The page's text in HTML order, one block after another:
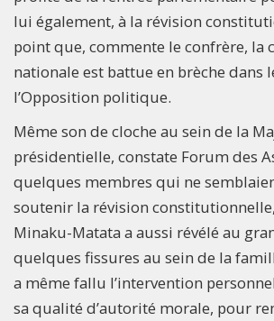
lui également, à la révision
point que, commente le confrère, la
nationale est battue en brèche dans
l’Opposition politique.
Même son de cloche au sein de la
présidentielle, constate Forum des
quelques membres qui ne
soutenir la révision
Minaku-Matata a aussi révélé au
quelques fissures au sein de la
a même fallu l’intervention
sa qualité d’autorité morale, pour